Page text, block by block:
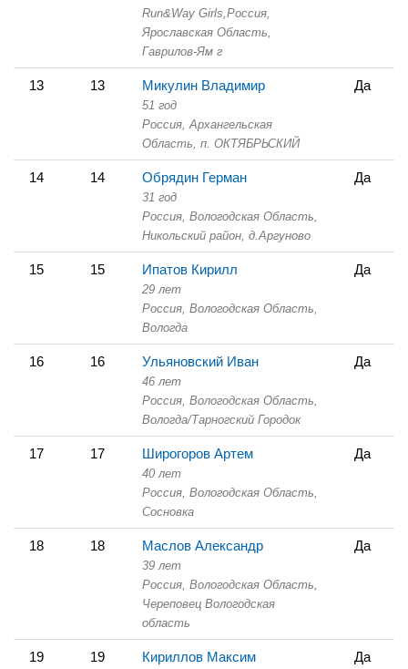
Run&Way Girls, Россия,
Ярославская Область,
Гаврилов-Ям г
13 13 Микулин Владимир
51 год
Россия, Архангельская
Область, п. ОКТЯБРЬСКИЙ
Да
14 14 Обрядин Герман
31 год
Россия, Вологодская Область,
Никольский район, д.Аргуново
Да
15 15 Ипатов Кирилл
29 лет
Россия, Вологодская Область,
Вологда
Да
16 16 Ульяновский Иван
46 лет
Россия, Вологодская Область,
Вологда/Тарногский Городок
Да
17 17 Широгоров Артем
40 лет
Россия, Вологодская Область,
Сосновка
Да
18 18 Маслов Александр
39 лет
Россия, Вологодская Область,
Череповец Вологодская
область
Да
19 19 Кириллов Максим Да